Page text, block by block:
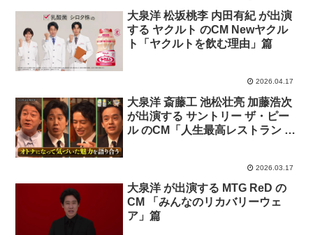
大泉洋 松坂桃李 内田有紀 が出演
する ヤクルト のCM Newヤクル
ト「ヤクルトを飲む理由」篇
2026.04.17
大泉洋 斎藤工 池松壮亮 加藤浩次
が出演する サントリー ザ・ピー
ル のCM「人生最高レストラン 特
2026.03.17
大泉洋 が出演する MTG ReD の
CM 「みんなのリカバリーウェ
ア」篇